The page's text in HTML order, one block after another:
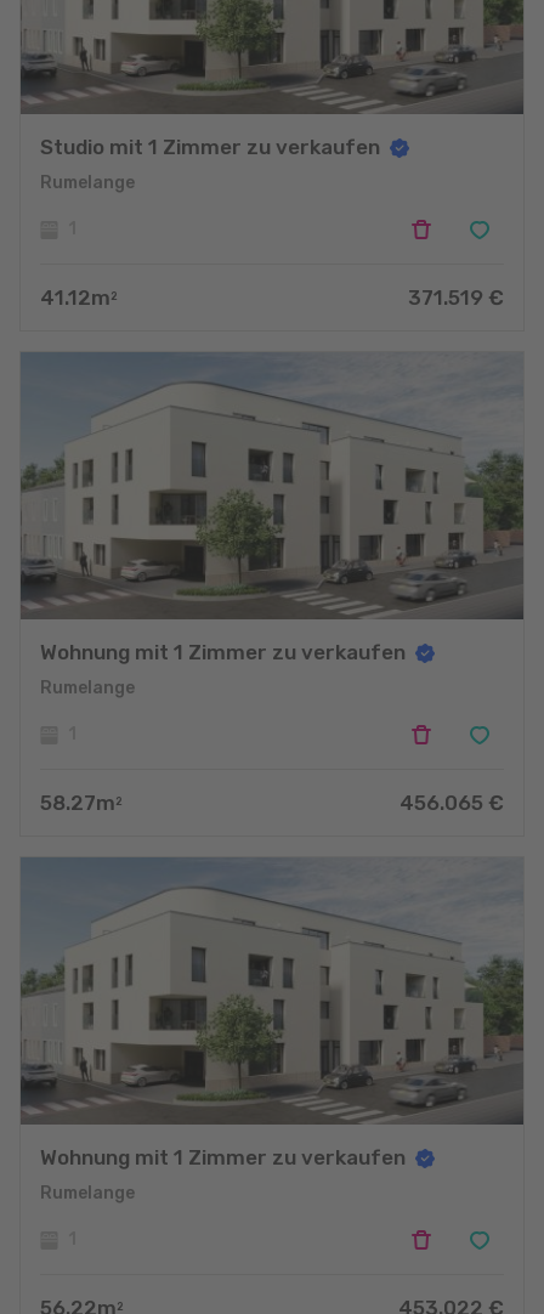
Studio mit 1 Zimmer zu verkaufen
Rumelange
41.12m 2 371.519 €
Wohnung mit 1 Zimmer zu verkaufen
Rumelange
58.27m 2 456.065 €
Wohnung mit 1 Zimmer zu verkaufen
Rumelange
56.22m 2 453.022 €